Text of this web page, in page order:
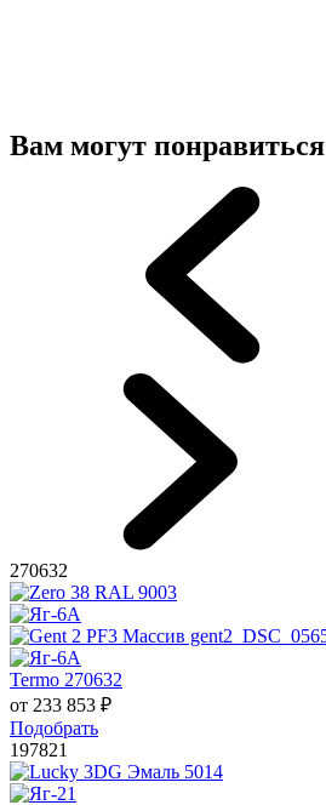
Вам могут понравиться
270632
Termo 270632
от 233 853 ₽
Подобрать
197821